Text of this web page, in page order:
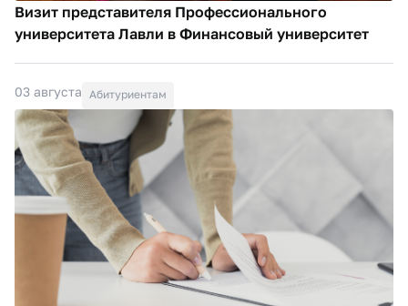
Визит представителя Профессионального
университета Лавли в Финансовый университет
03 августа Абитуриентам